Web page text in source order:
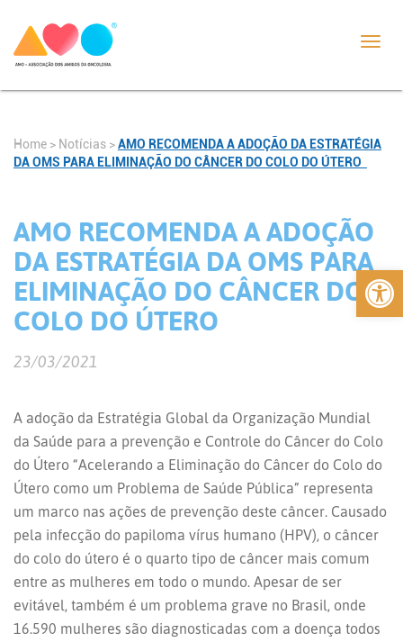
Abrir
Home > Notícias >AMO RECOMENDA A ADOÇÃO DA ESTRATÉGIA
DA OMS PARA ELIMINAÇÃO DO CÂNCER DO COLO DO ÚTERO
AMO RECOMENDA A ADOÇÃO
DA ESTRATÉGIA DA OMS PARA
ELIMINAÇÃO DO CÂNCER DO
COLO DO ÚTERO
23/03/2021
A adoção da Estratégia Global da Organização Mundial
da Saúde para a prevenção e Controle do Câncer do Colo
do Útero “Acelerando a Eliminação do Câncer do Colo do
Útero como um Problema de Saúde Pública” representa
um marco nas ações de prevenção deste câncer. Causado
pela infecção do papiloma vírus humano (HPV), o câncer
do colo do útero é o quarto tipo de câncer mais comum
entre as mulheres em todo o mundo. Apesar de ser
evitável, também é um problema grave no Brasil, onde
16.590 mulheres são diagnosticadas com a doença todos